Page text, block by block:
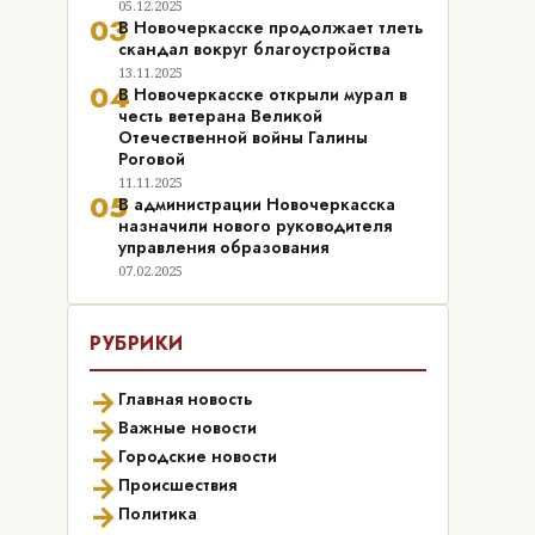
05.12.2025
03В Новочеркасске продолжает тлеть
скандал вокруг благоустройства
13.11.2025
04В Новочеркасске открыли мурал в
честь ветерана Великой
Отечественной войны Галины
Роговой
11.11.2025
05В администрации Новочеркасска
назначили нового руководителя
управления образования
07.02.2025
РУБРИКИ
→ Главная новость
→ Важные новости
→ Городские новости
→ Происшествия
→ Политика